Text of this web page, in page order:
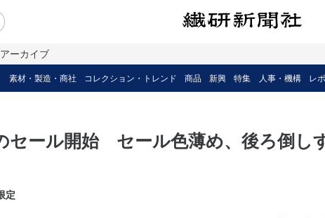
ーカイブ
素材・製造・商社 コレクション・トレンド 商品 新興 特集 人事・機構 レ
セール開始 セール色薄め、後ろ倒し
定